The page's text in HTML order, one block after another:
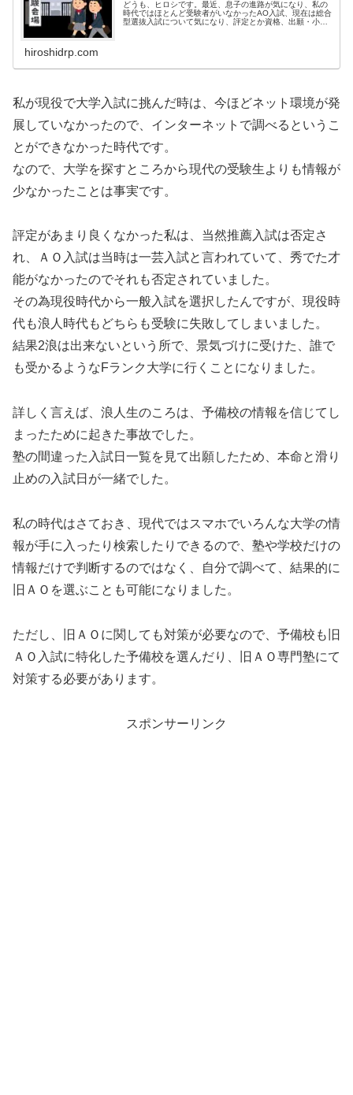
どうも、ヒロシです。最近、息子の進路が気になり、私の
時代ではほとんど受験者がいなかったAO入試、現在は総合
型選抜入試について気になり、評定とか資格、出願・小論
hiroshidrp.com
私が現役で大学入試に挑んだ時は、今ほどネット環境が発
展していなかったので、インターネットで調べるというこ
とができなかった時代です。
なので、大学を探すところから現代の受験生よりも情報が
少なかったことは事実です。
評定があまり良くなかった私は、当然推薦入試は否定さ
れ、ＡＯ入試は当時は一芸入試と言われていて、秀でた才
能がなかったのでそれも否定されていました。
その為現役時代から一般入試を選択したんですが、現役時
代も浪人時代もどちらも受験に失敗してしまいました。
結果2浪は出来ないという所で、景気づけに受けた、誰で
も受かるようなFランク大学に行くことになりました。
詳しく言えば、浪人生のころは、予備校の情報を信じてし
まったために起きた事故でした。
塾の間違った入試日一覧を見て出願したため、本命と滑り
止めの入試日が一緒でした。
私の時代はさておき、現代ではスマホでいろんな大学の情
報が手に入ったり検索したりできるので、塾や学校だけの
情報だけで判断するのではなく、自分で調べて、結果的に
旧ＡＯを選ぶことも可能になりました。
ただし、旧ＡＯに関しても対策が必要なので、予備校も旧
ＡＯ入試に特化した予備校を選んだり、旧ＡＯ専門塾にて
対策する必要があります。
スポンサーリンク